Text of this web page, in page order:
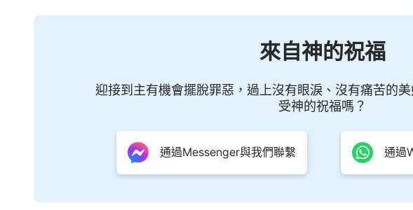
理智的禱告，什麼是沒有理智的禱告，你自己經歷一段時間
後感覺聖靈不那麼作，不那麼引導你，等你下次禱告的時候
麼強迫神了，或者按己意去那麼要求神了，再禱告你就會
就。』你只要往這方面注重，摸索一段時間，你就知道什麼
來自神的祝福
迎接到主有機會擺脫罪惡，過上沒有眼淚、沒有痛苦的
受神的祝福嗎？
通過Messenger與我們聯繫 通過